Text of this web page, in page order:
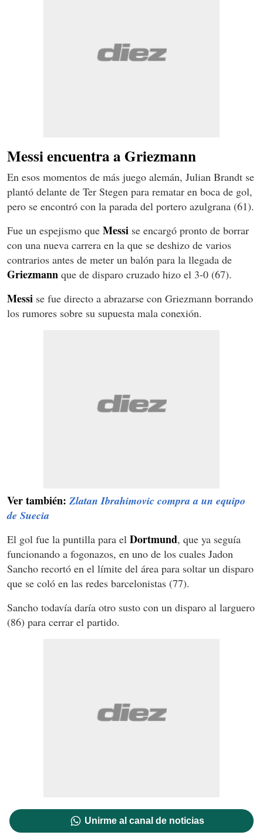
Messi encuentra a Griezmann
En esos momentos de más juego alemán, Julian Brandt se
plantó delante de Ter Stegen para rematar en boca de gol,
pero se encontró con la parada del portero azulgrana (61).
Fue un espejismo que Messi se encargó pronto de borrar
con una nueva carrera en la que se deshizo de varios
contrarios antes de meter un balón para la llegada de
Griezmann que de disparo cruzado hizo el 3-0 (67).
Messi se fue directo a abrazarse con Griezmann borrando
los rumores sobre su supuesta mala conexión.
Ver también:Zlatan Ibrahimovic compra a un equipo
de Suecia
El gol fue la puntilla para el Dortmund, que ya seguía
funcionando a fogonazos, en uno de los cuales Jadon
Sancho recortó en el límite del área para soltar un disparo
que se coló en las redes barcelonistas (77).
Sancho todavía daría otro susto con un disparo al larguero
(86) para cerrar el partido.
Unirme al canal de noticias